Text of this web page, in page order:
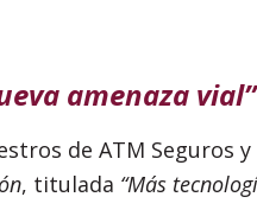
amenaza vial”
de ATM Seguros
, titulada “Más